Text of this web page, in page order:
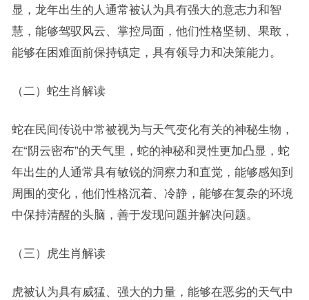
显，龙年出生的人通常被认为具有强大的意志力和智
慧，能够驾驭风云、掌控局面，他们性格坚韧、果敢，
能够在困难面前保持镇定，具有领导力和决策能力。
（二）蛇生肖解读
蛇在民间传说中常被视为与天气变化有关的神秘生物，
在“阴云密布”的天气里，蛇的神秘和灵性更加凸显，蛇
年出生的人通常具有敏锐的洞察力和直觉，能够感知到
周围的变化，他们性格沉着、冷静，能够在复杂的环境
中保持清醒的头脑，善于发现问题并解决问题。
（三）虎生肖解读
虎被认为具有威猛、强大的力量，能够在恶劣的天气中